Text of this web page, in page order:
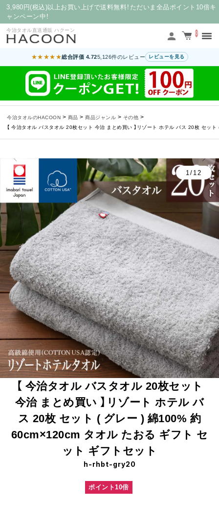
3,980円(税込)以上お買い上げで送料無料！ただいま全品ポイント10倍キ
ャンペーン中！
今治タオル直送通販 ハクーン
0
★★★★★総合評価 4.725,126件のレビュー レビューを見る
今治タオルのHACOON > 商品 > 商品ジャンル > その他 >
【 今治タオル バスタオル 20枚セット 今治 まとめ買い 】リゾート ホテル バス 20枚 セ
1/12
【 今治タオル バスタオル 20枚セット
今治 まとめ買い 】リゾート ホテル バ
ス 20枚 セット ( グレー ) 綿100% 約
60cm×120cm タオル たおる ギフト セ
ット ギフトセット
h-rhbt-gry20
ポイント10倍